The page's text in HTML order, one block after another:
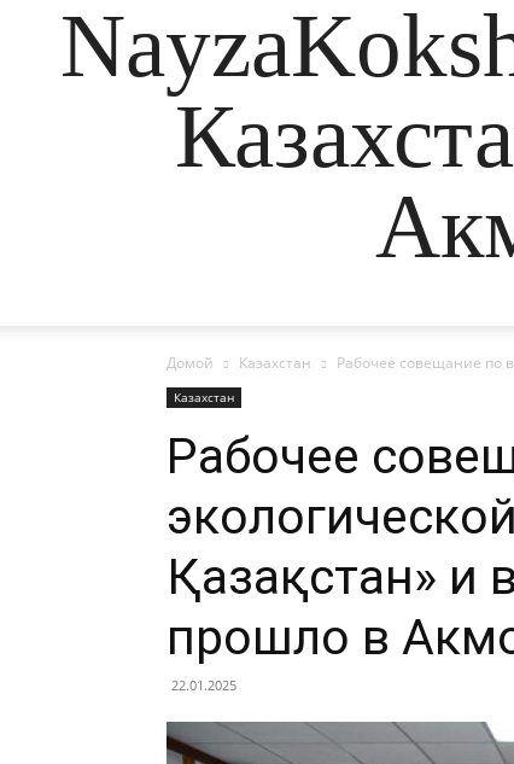
Домой Казахстан Рабочее совещание по
Казахстан
Рабочее
Қазақстан» и
прошло в
22.01.2025